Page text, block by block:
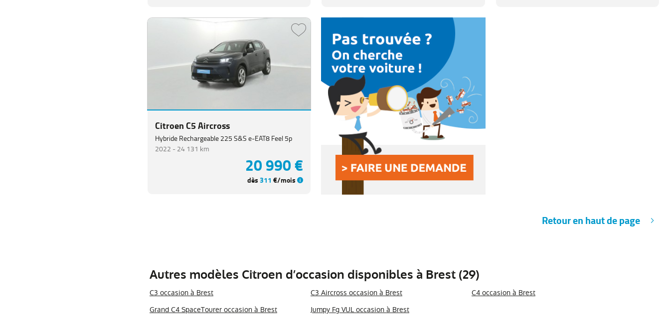
Citroen C5 Aircross
Hybride Rechargeable 225 S&S e-EAT8 Feel 5p
2022 -24 131 km
20 990 €
dès311 €/mois
Retour en haut de page
Autres modèles Citroen d’occasion disponibles à Brest (29)
C3 occasion à Brest C3 Aircross occasion à Brest
C4 occasion à Brest
Grand C4 SpaceTourer occasion à Brest
Jumpy Fg VUL occasion à Brest